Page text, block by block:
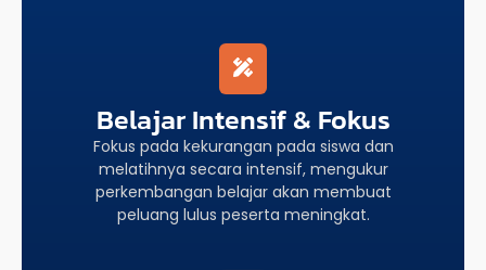
Belajar Intensif & Fokus
Fokus pada kekurangan pada siswa dan
melatihnya secara intensif, mengukur
perkembangan belajar akan membuat
peluang lulus peserta meningkat.